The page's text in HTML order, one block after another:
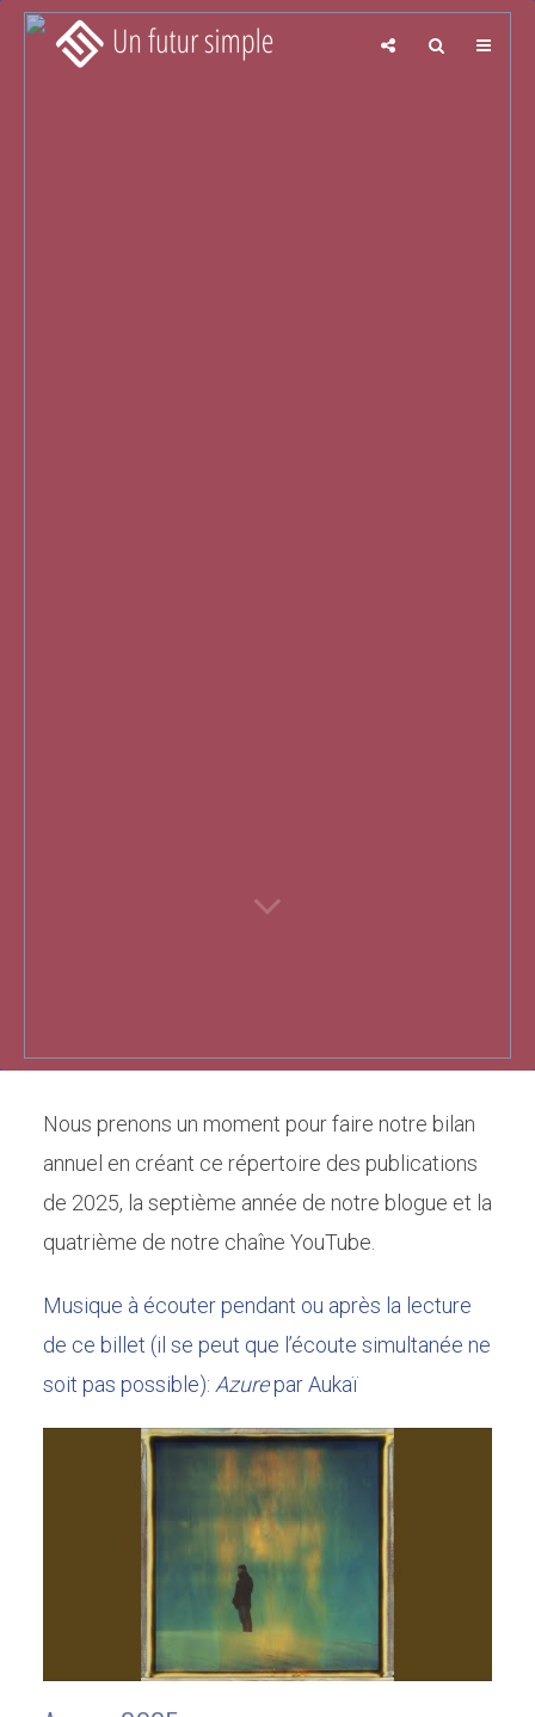
Nous prenons un moment pour faire notre bilan
annuel en créant ce répertoire des publications
de 2025, la septième année de notre blogue et la
quatrième de notre chaîne YouTube.
Musique à écouter pendant ou après la lecture
de ce billet (il se peut que l’écoute simultanée ne
soit pas possible): Azurepar Aukaï